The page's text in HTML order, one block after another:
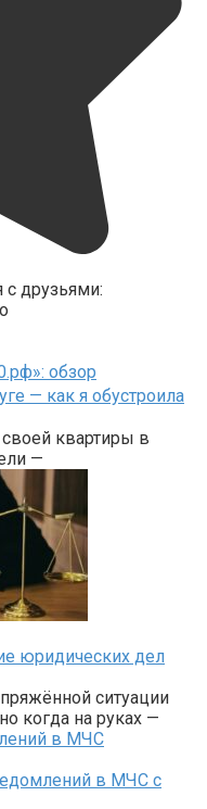
с друзьями:
обзор
— как я обустроила
своей квартиры в
—
юридических дел
ситуации
когда на руках —
в МЧС с